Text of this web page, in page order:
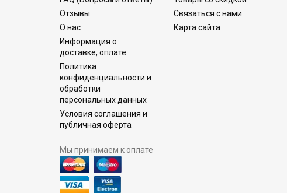
Отзывы
О нас
Информация о
доставке, оплате
Политика
конфиденциальности и
обработки
персональных данных
Условия соглашения и
публичная оферта
Мы принимаем к оплате
Связаться с нами
Карта сайта